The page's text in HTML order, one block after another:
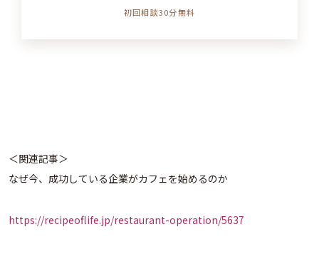
初回相談30分無料
＜関連記事＞
なぜ今、成功している企業がカフェを始めるのか
https://recipeoflife.jp/restaurant-operation/5637